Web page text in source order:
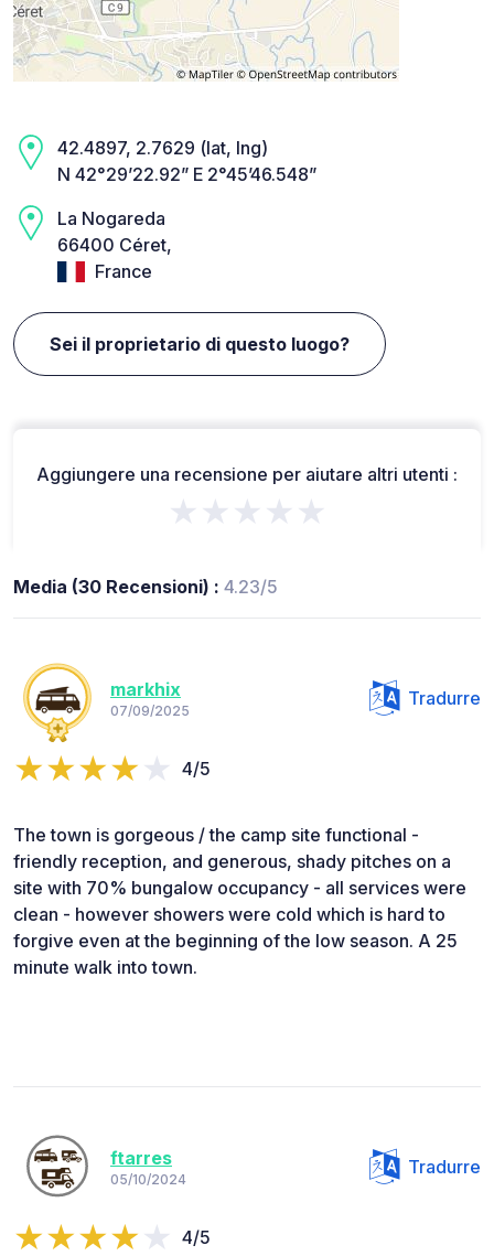
42.4897, 2.7629 (lat, lng)
N 42°29’22.92” E 2°45’46.548”
La Nogareda
66400 Céret,
France
Sei il proprietario di questo luogo?
Aggiungere una recensione per aiutare altri utenti :
★★★★★
Media (30 Recensioni) : 4.23/5
markhix
07/09/2025
Tradurre
4/5
The town is gorgeous / the camp site functional -
friendly reception, and generous, shady pitches on a
site with 70% bungalow occupancy - all services were
clean - however showers were cold which is hard to
forgive even at the beginning of the low season. A 25
minute walk into town.
ftarres
05/10/2024
Tradurre
4/5